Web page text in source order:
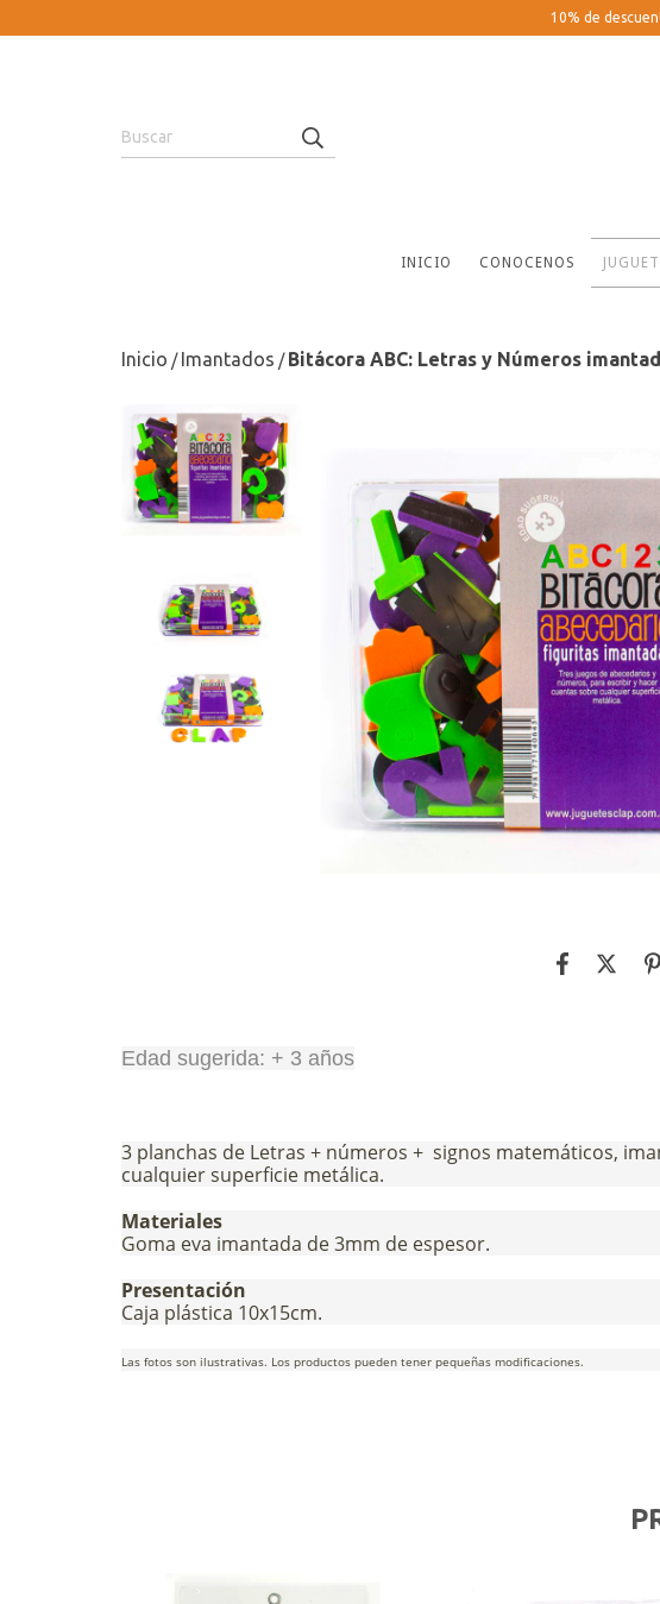
10% de
INICIO CONOCENOS
Inicio / Imantados / Bitácora ABC: Letras y Números
Edad sugerida: + 3 años
3 planchas de Letras + números + signos matemáticos,
cualquier superficie metálica.
Materiales
Goma eva imantada de 3mm de espesor.
Presentación
Caja plástica 10x15cm.
Las fotos son ilustrativas. Los productos pueden tener pequeñas modificaciones.